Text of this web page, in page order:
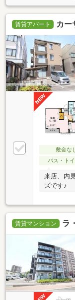
賃貸アパート カー
敷金な
バス・ト
来店、内
ズです♪
賃貸マンション ラ